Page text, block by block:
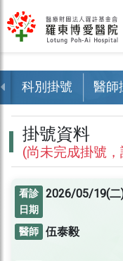
科別掛號 醫師
掛號資料
(尚未完成掛號
看診
日期
2026/05/19(
醫師 伍泰毅